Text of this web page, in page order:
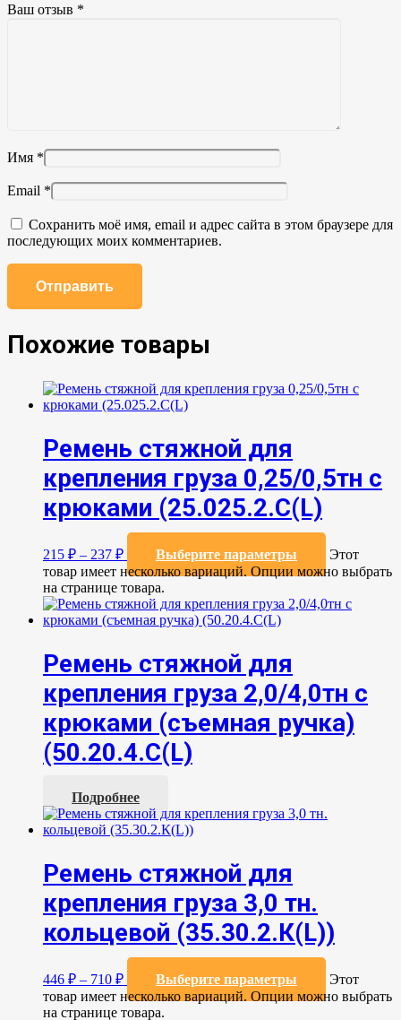
Ваш отзыв *
Имя *
Email *
Сохранить моё имя, email и адрес сайта в этом браузере для
последующих моих комментариев.
Похожие товары
Ремень стяжной для
крепления груза 0,25/0,5тн с
крюками (25.025.2.С(L)
215 ₽ – 237 ₽ Выберите параметры
Этот
товар имеет несколько вариаций. Опции можно выбрать
на странице товара.
Ремень стяжной для
крепления груза 2,0/4,0тн с
крюками (съемная ручка)
(50.20.4.С(L)
Подробнее
Ремень стяжной для
крепления груза 3,0 тн.
кольцевой (35.30.2.К(L))
446 ₽ – 710 ₽ Выберите параметры
Этот
товар имеет несколько вариаций. Опции можно выбрать
на странице товара.